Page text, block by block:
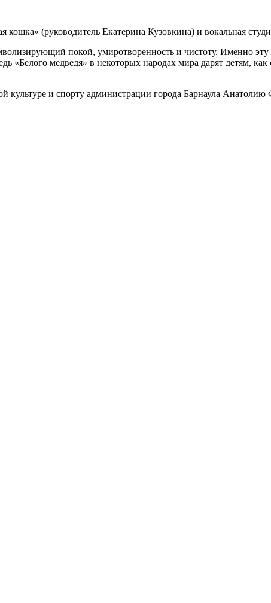
кошка» (руководитель Екатерина Кузовкина) и вокальная
покой, умиротворенность и чистоту. Именно
«Белого медведя» в некоторых народах мира дарят детям,
культуре и спорту администрации города Барнаула